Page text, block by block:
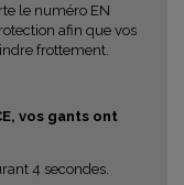
le numéro EN
afin que vos
frottement.
vos gants ont
4 secondes.